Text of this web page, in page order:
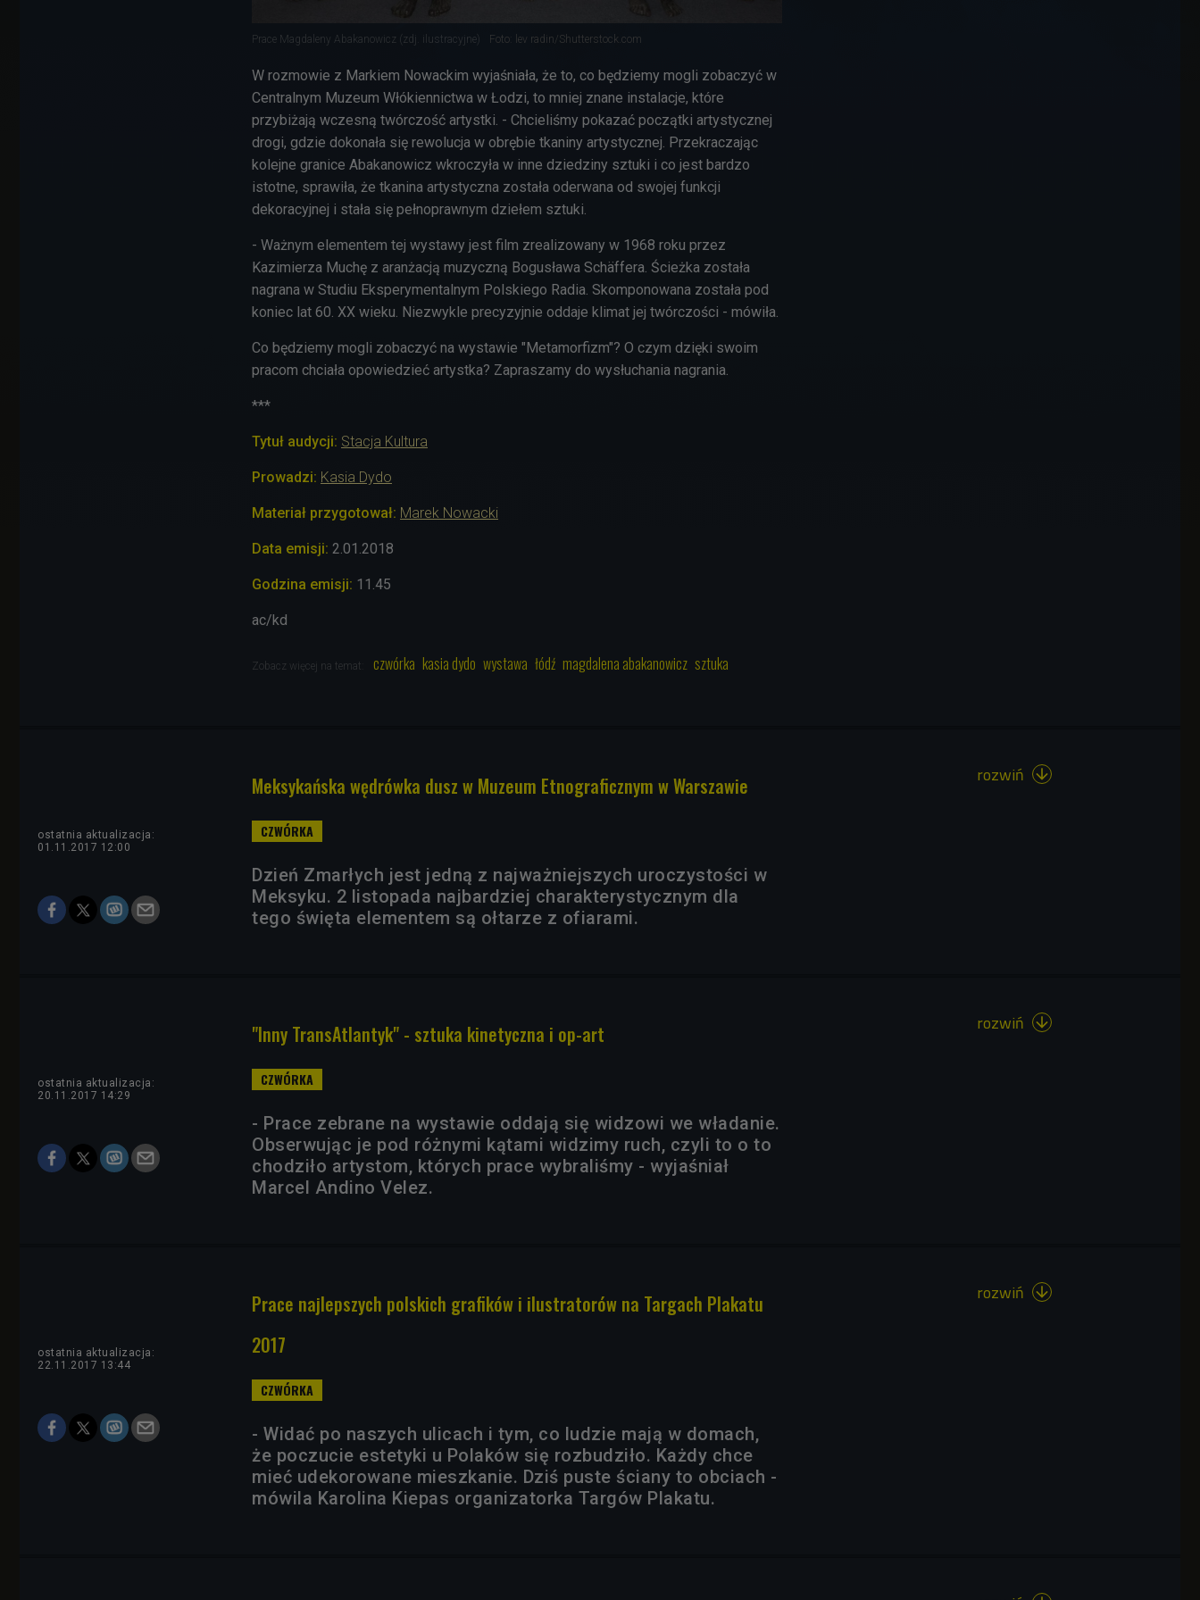
Prace Magdaleny Abakanowicz (zdj. ilustracyjne) Foto: lev radin/Shutterstock.com
W rozmowie z Markiem Nowackim wyjaśniała, że to, co będziemy mogli zobaczyć w
Centralnym Muzeum Włókiennictwa w Łodzi, to mniej znane instalacje, które
przybiżają wczesną twórczość artystki. - Chcieliśmy pokazać początki artystycznej
drogi, gdzie dokonała się rewolucja w obrębie tkaniny artystycznej. Przekraczając
kolejne granice Abakanowicz wkroczyła w inne dziedziny sztuki i co jest bardzo
istotne, sprawiła, że tkanina artystyczna została oderwana od swojej funkcji
dekoracyjnej i stała się pełnoprawnym dziełem sztuki.
- Ważnym elementem tej wystawy jest film zrealizowany w 1968 roku przez
Kazimierza Muchę z aranżacją muzyczną Bogusława Schäffera. Ścieżka została
nagrana w Studiu Eksperymentalnym Polskiego Radia. Skomponowana została pod
koniec lat 60. XX wieku. Niezwykle precyzyjnie oddaje klimat jej twórczości - mówiła.
Co będziemy mogli zobaczyć na wystawie "Metamorfizm"? O czym dzięki swoim
pracom chciała opowiedzieć artystka? Zapraszamy do wysłuchania nagrania.
***
Tytuł audycji: Stacja Kultura
Prowadzi: Kasia Dydo
Materiał przygotował: Marek Nowacki
Data emisji: 2.01.2018
Godzina emisji: 11.45
ac/kd
Zobacz więcej na temat: czwórka kasia dydo wystawa łódź magdalena abakanowicz sztuka
Meksykańska wędrówka dusz w Muzeum Etnograficznym w Warszawie
ostatnia aktualizacja:
01.11.2017 12:00
Dzień Zmarłych jest jedną z najważniejszych uroczystości w
Meksyku. 2 listopada najbardziej charakterystycznym dla
tego święta elementem są ołtarze z ofiarami.
rozwiń 
"Inny TransAtlantyk" - sztuka kinetyczna i op-art
ostatnia aktualizacja:
20.11.2017 14:29
- Prace zebrane na wystawie oddają się widzowi we władanie.
Obserwując je pod różnymi kątami widzimy ruch, czyli to o to
chodziło artystom, których prace wybraliśmy - wyjaśniał
Marcel Andino Velez.
rozwiń 
Prace najlepszych polskich grafików i ilustratorów na Targach Plakatu
2017
ostatnia aktualizacja:
22.11.2017 13:44
- Widać po naszych ulicach i tym, co ludzie mają w domach,
że poczucie estetyki u Polaków się rozbudziło. Każdy chce
mieć udekorowane mieszkanie. Dziś puste ściany to obciach -
mówila Karolina Kiepas organizatorka Targów Plakatu.
rozwiń 